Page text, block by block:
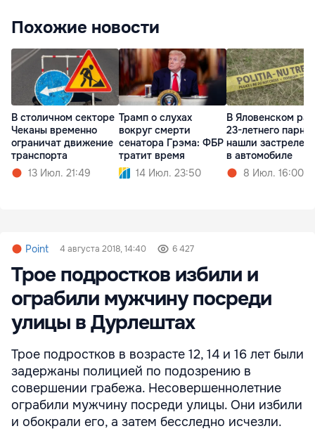
Похожие новости
В столичном секторе
Чеканы временно
ограничат движение
транспорта
13 Июл. 21:49
Трамп о слухах
вокруг смерти
сенатора Грэма: ФБР
тратит время
14 Июл. 23:50
В Яловенском
23-летнего парня
нашли
в автомобиле
8 Июл. 16:00
Point 4 августа 2018, 14:40 6 427
Трое подростков избили и
ограбили мужчину посреди
улицы в Дурлештах
Трое подростков в возрасте 12, 14 и 16 лет были
задержаны полицией по подозрению в
совершении грабежа. Несовершеннолетние
ограбили мужчину посреди улицы. Они избили
и обокрали его, а затем бесследно исчезли.